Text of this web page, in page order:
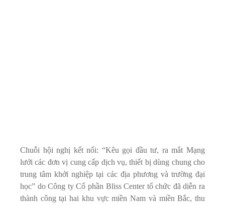
Chuỗi hội nghị kết nối: “Kêu gọi đầu tư, ra mắt Mạng
lưới các đơn vị cung cấp dịch vụ, thiết bị dùng chung cho
trung tâm khởi nghiệp tại các địa phương và trường đại
học” do Công ty Cổ phần Bliss Center tổ chức đã diễn ra
thành công tại hai khu vực miền Nam và miền Bắc, thu